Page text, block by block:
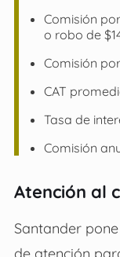
Comisión
o robo de
Comisión
CAT
Tasa de
Comisión
Atención al
Santander
de atención